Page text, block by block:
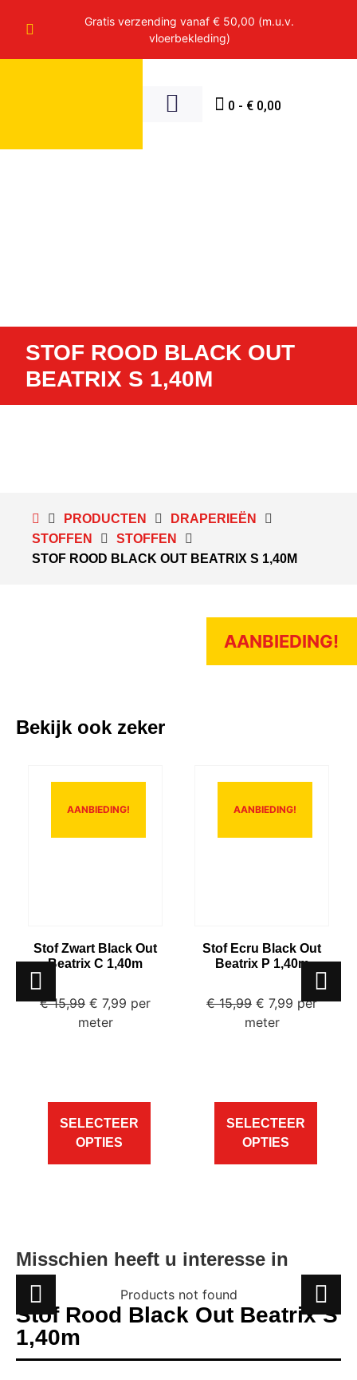
Gratis verzending vanaf € 50,00 (m.u.v.
vloerbekleding)
0 - €0,00
STOF ROOD BLACK OUT
BEATRIX S 1,40M
PRODUCTEN
DRAPERIEËN
STOFFEN
STOFFEN
STOF ROOD BLACK OUT BEATRIX S 1,40M
AANBIEDING!
Bekijk ook zeker
AANBIEDING!
Stof Zwart Black Out
Beatrix C 1,40m
€15,99 € 7,99 per
meter
AANBIEDING!
Stof Ecru Black Out
Beatrix P 1,40m
€15,99 € 7,99 per
meter
Misschien heeft u interesse in
Products not found
Stof Rood Black Out Beatrix S
1,40m